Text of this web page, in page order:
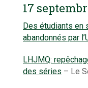
17
Des étudiants en
abandonnés par
LHJMQ:
des séries – Le